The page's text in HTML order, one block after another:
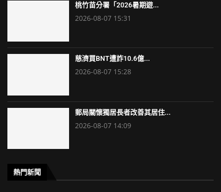
桃竹苗分署「2026暑期遊...
2026-08-07 15:31
慈濟買BNT遭詐10.6億...
2026-08-07 15:28
郵局關懷獨居長者改善其居住...
2026-08-07 14:09
熱門新聞